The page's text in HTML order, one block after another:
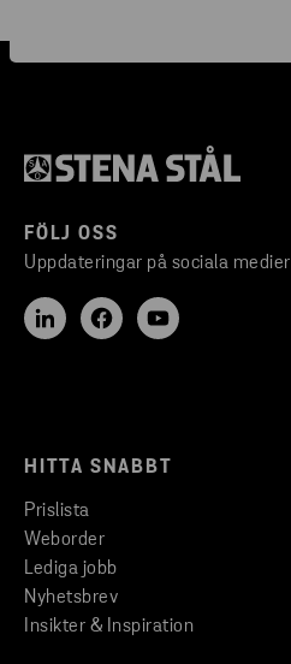
FÖLJ OSS
Uppdateringar på sociala medier
HITTA SNABBT
Prislista
Weborder
Lediga jobb
Nyhetsbrev
Insikter & Inspiration